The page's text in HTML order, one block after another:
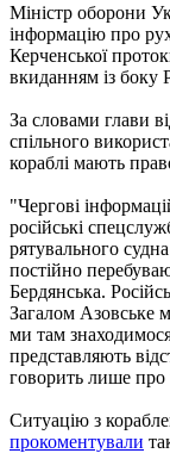
Міністр оборони
інформацію про
Керченської
вкиданням із
За словами глави
спільного
кораблі мають
"Чергові
російські
рятувального
постійно
Бердянська.
Загалом Азовське
ми там
представляють
говорить лише про
Ситуацію з
прокоментували